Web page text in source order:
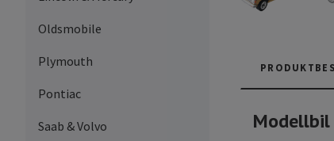
Oldsmobile
Plymouth
Pontiac
Saab & Volvo